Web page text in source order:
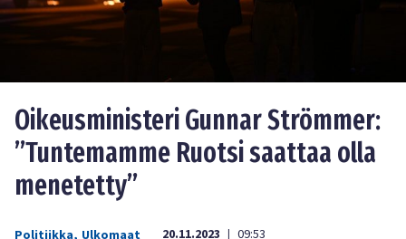
Oikeusministeri Gunnar Strömmer:
”Tuntemamme Ruotsi saattaa olla
menetetty”
Politiikka, Ulkomaat 20.11.2023 | 09:53